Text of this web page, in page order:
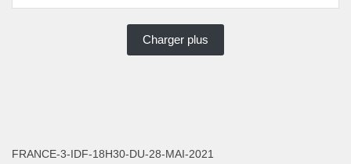
Charger plus
FRANCE-3-IDF-18H30-DU-28-MAI-2021